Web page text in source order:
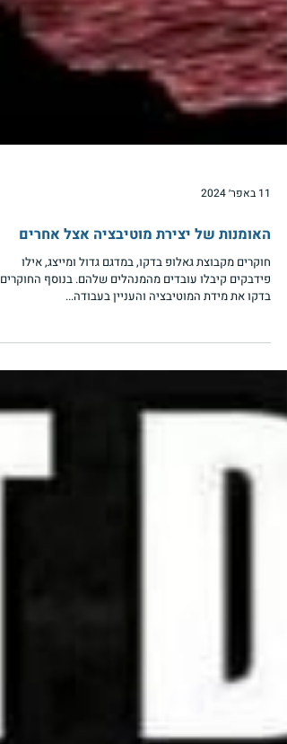
11 באפר׳ 2024
האומנות של יצירת מוטיבציה אצל אחרים
בדקו את מידת המוטיבציה והעניין בעבודה...